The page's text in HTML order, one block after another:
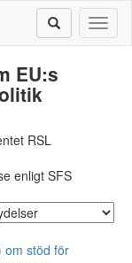
EU:s
RSL
enligt SFS
om stöd för